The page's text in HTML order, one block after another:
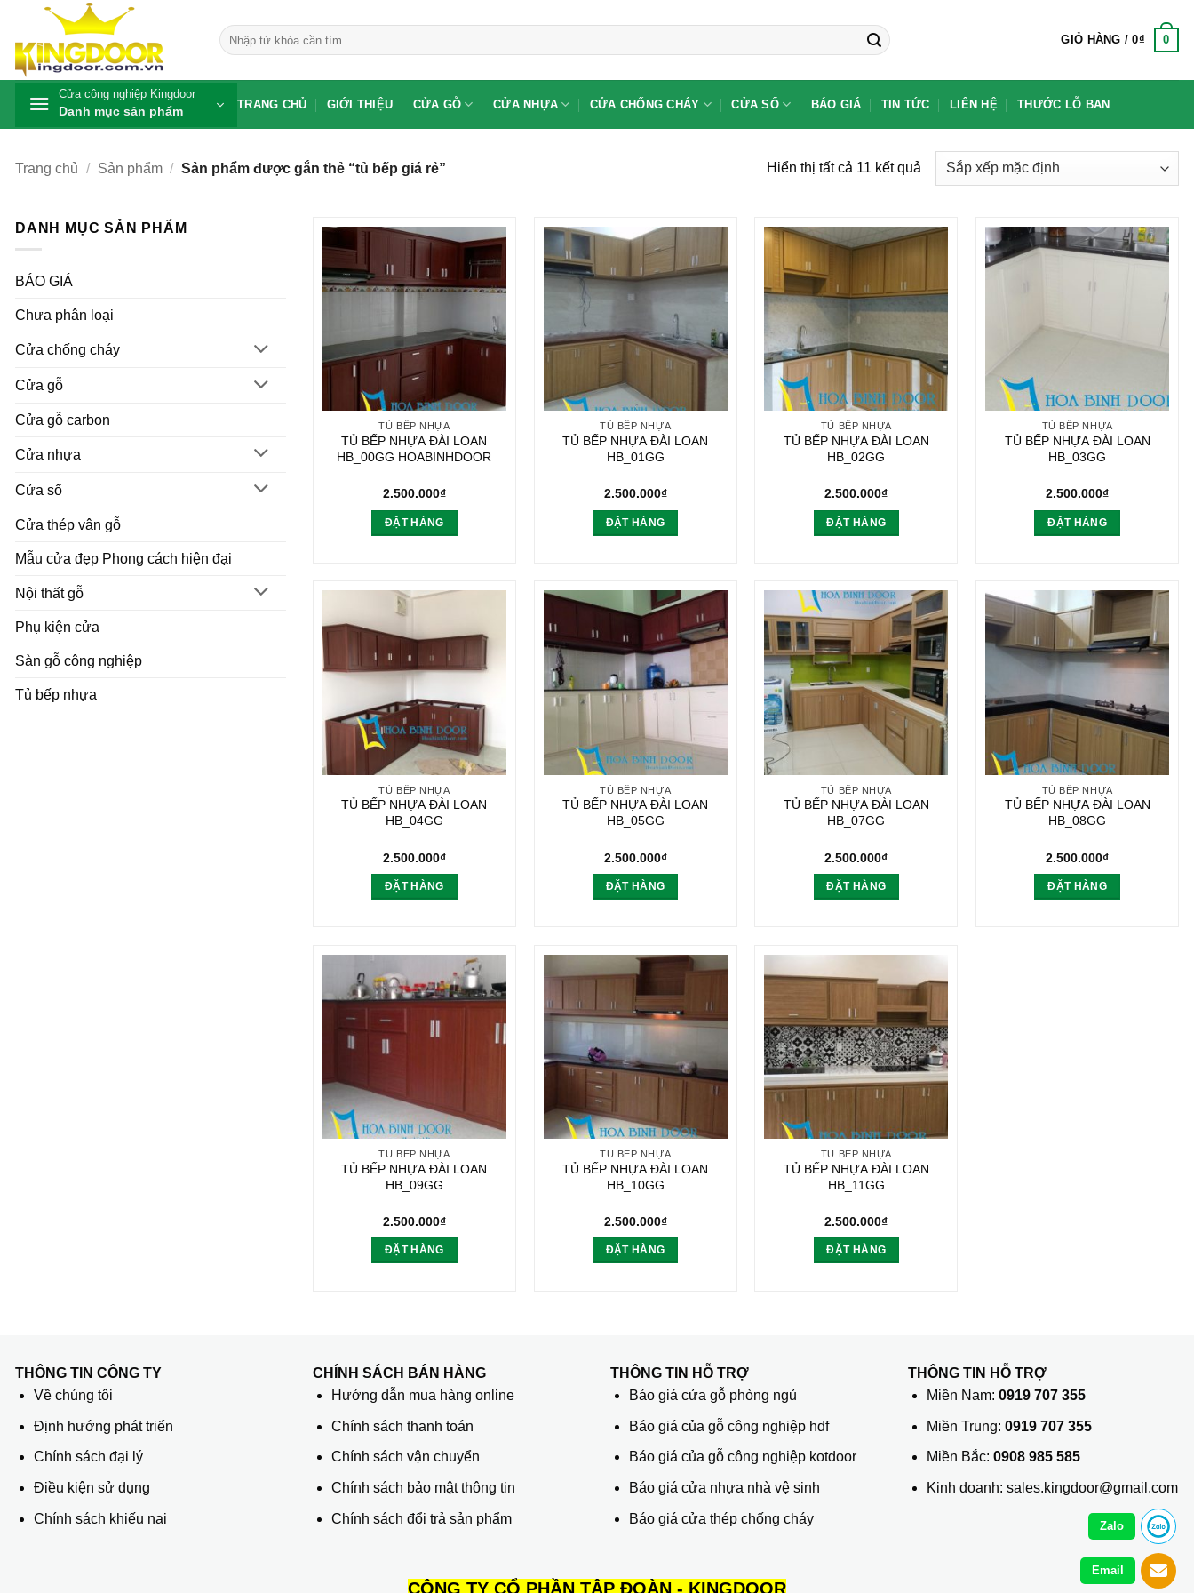
nội
dung
Tìm
kiếm:
GIỎ HÀNG /0₫ 0
Cửa công nghiệp Kingdoor
Danh mục sản phẩm TRANG CHỦ GIỚI THIỆU CỬA GỖ CỬA NHỰA CỬA CHỐNG CHÁY CỬA SỔ BÁO GIÁ TIN TỨC LIÊN HỆ THƯỚC LỖ BAN
Trang chủ / Sản phẩm / Sản phẩm được gắn thẻ “tủ bếp giá rẻ” Hiển thị tất cả 11 kết quả
DANH MỤC SẢN PHẨM
BÁO GIÁ
Chưa phân loại
Cửa chống cháy
Cửa gỗ
Cửa gỗ carbon
Cửa nhựa
Cửa sổ
Cửa thép vân gỗ
Mẫu cửa đẹp Phong cách hiện đại
Nội thất gỗ
Phụ kiện cửa
Sàn gỗ công nghiệp
Tủ bếp nhựa
TỦ BẾP NHỰA
TỦ BẾP NHỰA ĐÀI LOAN
HB_00GG HOABINHDOOR
2.500.000₫
ĐẶT HÀNG
TỦ BẾP NHỰA
TỦ BẾP NHỰA ĐÀI LOAN
HB_01GG
2.500.000₫
ĐẶT HÀNG
TỦ BẾP NHỰA
TỦ BẾP NHỰA ĐÀI LOAN
HB_02GG
2.500.000₫
ĐẶT HÀNG
TỦ BẾP NHỰA
TỦ BẾP NHỰA ĐÀI LOAN
HB_03GG
2.500.000₫
ĐẶT HÀNG
TỦ BẾP NHỰA
TỦ BẾP NHỰA ĐÀI LOAN
HB_04GG
2.500.000₫
ĐẶT HÀNG
TỦ BẾP NHỰA
TỦ BẾP NHỰA ĐÀI LOAN
HB_05GG
2.500.000₫
ĐẶT HÀNG
TỦ BẾP NHỰA
TỦ BẾP NHỰA ĐÀI LOAN
HB_07GG
2.500.000₫
ĐẶT HÀNG
TỦ BẾP NHỰA
TỦ BẾP NHỰA ĐÀI LOAN
HB_08GG
2.500.000₫
ĐẶT HÀNG
TỦ BẾP NHỰA
TỦ BẾP NHỰA ĐÀI LOAN
HB_09GG
2.500.000₫
ĐẶT HÀNG
TỦ BẾP NHỰA
TỦ BẾP NHỰA ĐÀI LOAN
HB_10GG
2.500.000₫
ĐẶT HÀNG
TỦ BẾP NHỰA
TỦ BẾP NHỰA ĐÀI LOAN
HB_11GG
2.500.000₫
ĐẶT HÀNG
THÔNG TIN CÔNG TY
Về chúng tôi
Định hướng phát triển
Chính sách đại lý
Điều kiện sử dụng
Chính sách khiếu nại
CHÍNH SÁCH BÁN HÀNG
Hướng dẫn mua hàng online
Chính sách thanh toán
Chính sách vận chuyển
Chính sách bảo mật thông tin
Chính sách đổi trả sản phẩm
THÔNG TIN HỖ TRỢ
Báo giá cửa gỗ phòng ngủ
Báo giá của gỗ công nghiệp hdf
Báo giá của gỗ công nghiệp kotdoor
Báo giá cửa nhựa nhà vệ sinh
Báo giá cửa thép chống cháy
THÔNG TIN HỖ TRỢ
Miền Nam: 0919 707 355
Miền Trung: 0919 707 355
Miền Bắc: 0908 985 585
Kinh doanh: sales.kingdoor@gmail.com
CÔNG TY CỔ PHẦN TẬP ĐOÀN - KINGDOOR
Zalo
Email